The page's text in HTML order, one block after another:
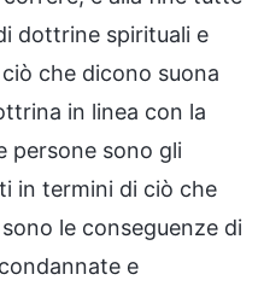
dottrine spirituali e
che dicono suona
in linea con la
persone sono gli
in termini di ciò che
le conseguenze di
e